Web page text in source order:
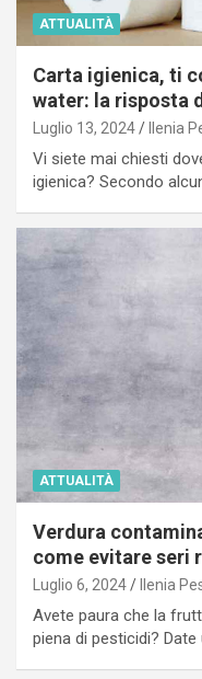
ATTUALITÀ
Carta igienica, ti
water: la risposta
Luglio 13, 2024 Ilenia
Vi siete mai chiesti
igienica? Secondo
ATTUALITÀ
Verdura
come evitare seri
Luglio 6, 2024 Ilenia
Avete paura che la
piena di pesticidi?